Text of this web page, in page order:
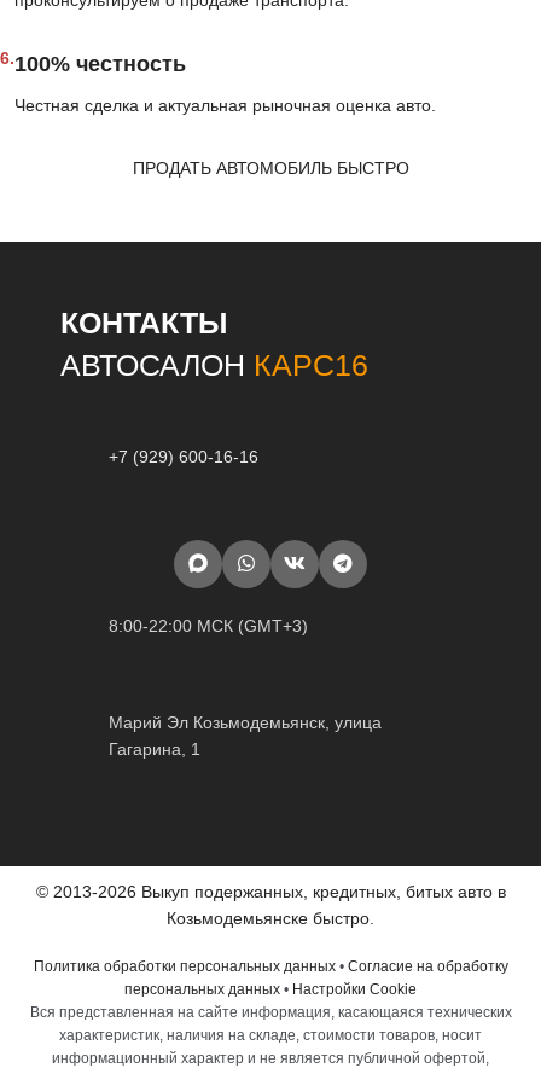
6.100% честность
Честная сделка и актуальная рыночная оценка авто.
ПРОДАТЬ АВТОМОБИЛЬ БЫСТРО
КОНТАКТЫ
АВТОСАЛОН КАРС16
+7 (929) 600-16-16
8:00-22:00 МСК (GMT+3)
Марий Эл Козьмодемьянск, улица
Гагарина, 1
© 2013-2026 Выкуп подержанных, кредитных, битых авто в
Козьмодемьянске быстро.
Политика обработки персональных данных• Согласие на обработку
персональных данных • Настройки Cookie
Вся представленная на сайте информация, касающаяся технических
характеристик, наличия на складе, стоимости товаров, носит
информационный характер и не является публичной офертой,